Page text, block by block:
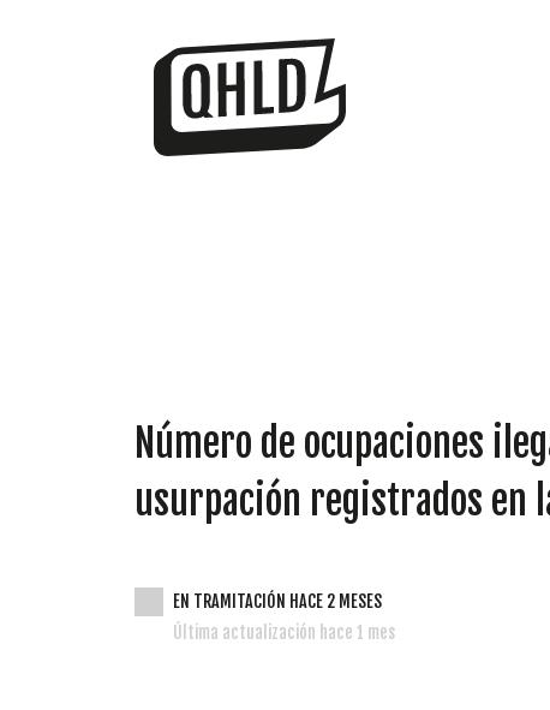
Número de ocupaciones
usurpación registrados en
EN TRAMITACIÓN HACE 2 MESES
Última actualización hace 1 mes